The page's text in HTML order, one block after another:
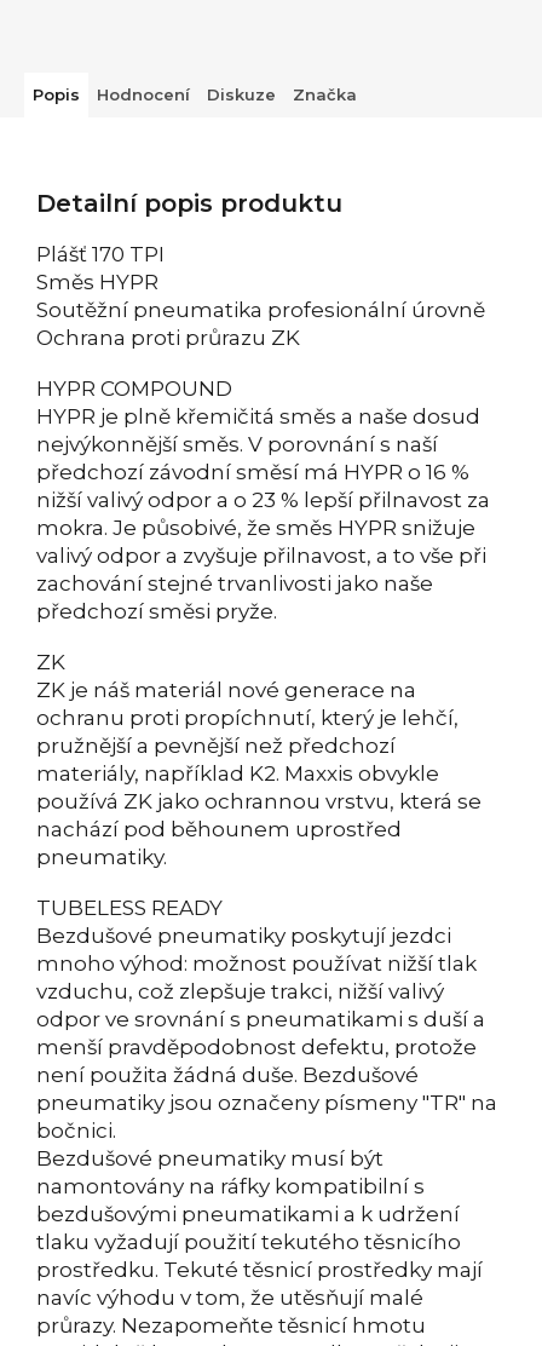
Popis Hodnocení Diskuze Značka
Detailní popis produktu
Plášť 170 TPI
Směs HYPR
Soutěžní pneumatika profesionální úrovně
Ochrana proti průrazu ZK
HYPR COMPOUND
HYPR je plně křemičitá směs a naše dosud
nejvýkonnější směs. V porovnání s naší
předchozí závodní směsí má HYPR o 16 %
nižší valivý odpor a o 23 % lepší přilnavost za
mokra. Je působivé, že směs HYPR snižuje
valivý odpor a zvyšuje přilnavost, a to vše při
zachování stejné trvanlivosti jako naše
předchozí směsi pryže.
ZK
ZK je náš materiál nové generace na
ochranu proti propíchnutí, který je lehčí,
pružnější a pevnější než předchozí
materiály, například K2. Maxxis obvykle
používá ZK jako ochrannou vrstvu, která se
nachází pod běhounem uprostřed
pneumatiky.
TUBELESS READY
Bezdušové pneumatiky poskytují jezdci
mnoho výhod: možnost používat nižší tlak
vzduchu, což zlepšuje trakci, nižší valivý
odpor ve srovnání s pneumatikami s duší a
menší pravděpodobnost defektu, protože
není použita žádná duše. Bezdušové
pneumatiky jsou označeny písmeny "TR" na
bočnici.
Bezdušové pneumatiky musí být
namontovány na ráfky kompatibilní s
bezdušovými pneumatikami a k udržení
tlaku vyžadují použití tekutého těsnicího
prostředku. Tekuté těsnicí prostředky mají
navíc výhodu v tom, že utěsňují malé
průrazy. Nezapomeňte těsnicí hmotu